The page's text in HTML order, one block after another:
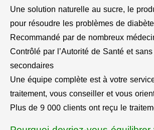
Une solution naturelle au sucre, le
pour résoudre les problèmes de
Recommandé par de nombreux
Contrôlé par l’Autorité de Santé et
secondaires
Une équipe complète est à votre
traitement, vous conseiller et vous
Plus de 9 000 clients ont reçu le